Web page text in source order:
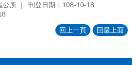
公所
刊登日期：108-10-18
回上一頁 回最上面